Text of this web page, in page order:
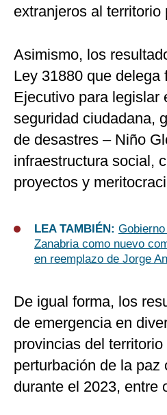
extranjeros al territorio
Asimismo, los
Ley 31880 que delega
Ejecutivo para legislar
seguridad ciudadana,
de desastres – Niño
infraestructura social,
proyectos y
LEA TAMBIÉN:
Zanabria como nuevo
en reemplazo de Jorge
De igual forma, los
de emergencia en
provincias del
perturbación de la paz
durante el 2023, entre